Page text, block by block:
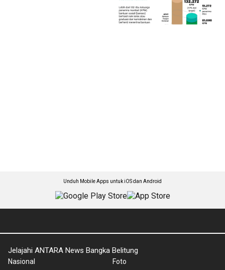
Unduh Mobile Apps untuk iOS dan Android
Jelajahi ANTARA News Bangka Belitung
Nasional
Foto